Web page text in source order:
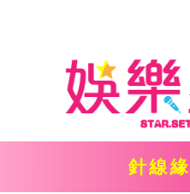
針線緣